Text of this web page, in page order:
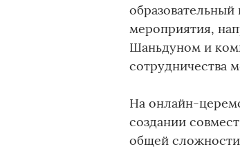
мероприятия,
Шаньдуном и
сотрудничества
На онлайн-
создании
общей